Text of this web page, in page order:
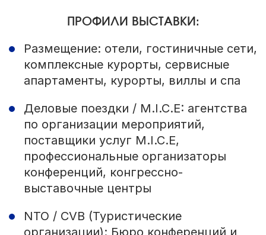
ПРОФИЛИ ВЫСТАВКИ:
Размещение: отели, гостиничные сети,
комплексные курорты, сервисные
апартаменты, курорты, виллы и спа
Деловые поездки / M.I.C.E: агентства
по организации мероприятий,
поставщики услуг M.I.C.E,
профессиональные организаторы
конференций, конгрессно-
выставочные центры
NTO / CVB (Туристические
организации): Бюро конференций и